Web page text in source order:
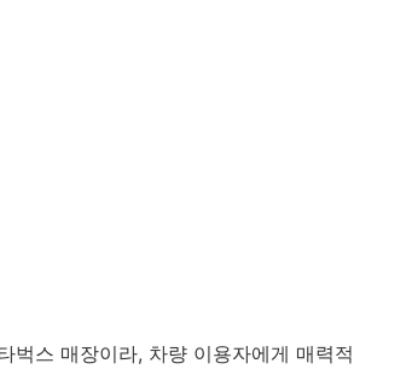
벅스 매장이라, 차량 이용자에게 매력적